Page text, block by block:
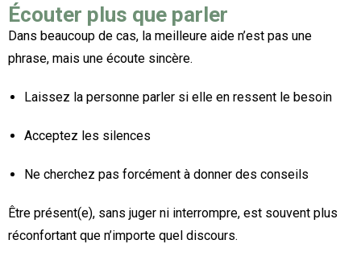
Écouter plus que parler
Dans beaucoup de cas, la meilleure aide n’est pas une
phrase, mais une écoute sincère.
Laissez la personne parler si elle en ressent le besoin
Acceptez les silences
Ne cherchez pas forcément à donner des conseils
Être présent(e), sans juger ni interrompre, est souvent plus
réconfortant que n’importe quel discours.